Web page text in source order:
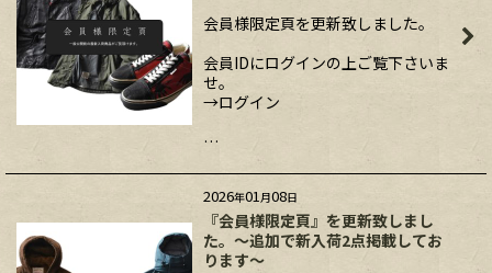
会員様限定頁を更新致しました。
会員IDにログインの上ご覧下さいま
せ。
→ログイン
…
2026年01月08日
『会員様限定頁』を更新致しまし
た。～追加で新入荷2点掲載してお
ります～